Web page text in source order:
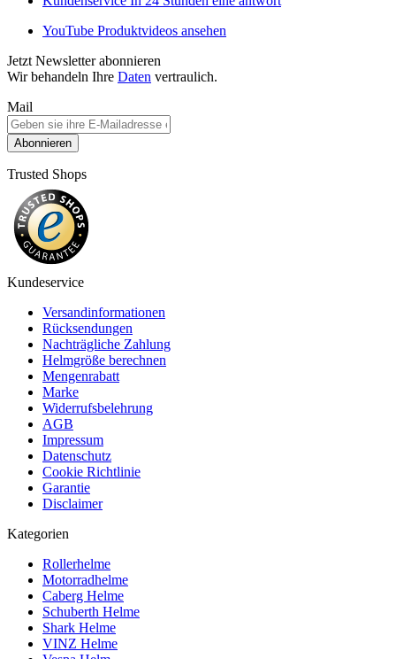
YouTube Produktvideos ansehen
Jetzt Newsletter abonnieren
Wir behandeln Ihre Daten vertraulich.
Mail
Abonnieren
Trusted Shops
Kundeservice
Versandinformationen
Rücksendungen
Nachträgliche Zahlung
Helmgröße berechnen
Mengenrabatt
Marke
Widerrufsbelehrung
AGB
Impressum
Datenschutz
Cookie Richtlinie
Garantie
Disclaimer
Kategorien
Rollerhelme
Motorradhelme
Caberg Helme
Schuberth Helme
Shark Helme
VINZ Helme